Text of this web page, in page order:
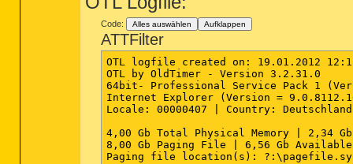
Code: Alles auswählen Aufklappen
ATTFilter
OTL logfile created on: 19.01.2012
OTL by OldTimer - Version 3.2.31.0
64bit- Professional Service Pack 1
Internet Explorer (Version =
Locale: 00000407 | Country:
4,00 Gb Total Physical Memory | 2,34
8,00 Gb Paging File | 6,56 Gb
Paging file location(s):